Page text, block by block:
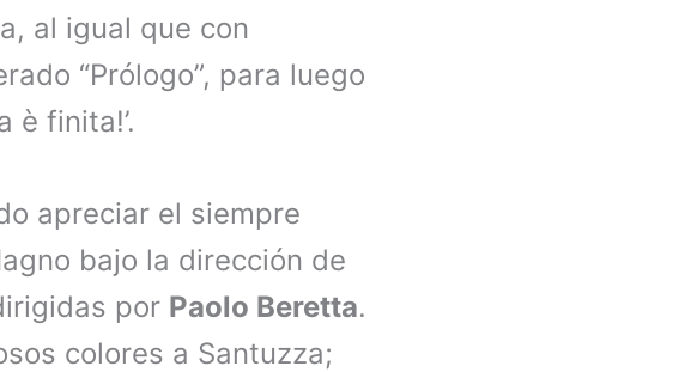
al igual que con
“Prólogo”, para luego
è finita!’.
apreciar el siempre
bajo la dirección de
por Paolo Beretta.
colores a Santuzza;